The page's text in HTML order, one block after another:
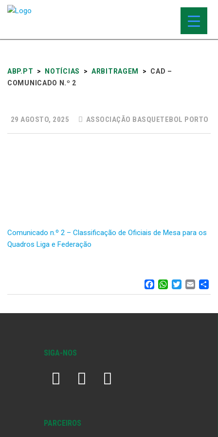
ABP.PT > NOTÍCIAS > ARBITRAGEM >
CAD –
COMUNICADO N.º 2
29 AGOSTO, 2025 ASSOCIAÇÃO BASQUETEBOL PORTO
Comunicado n.º 2 – Classificação de Oficiais de Mesa para os
Quadros Liga e Federação
SIGA-NOS
PARCEIROS